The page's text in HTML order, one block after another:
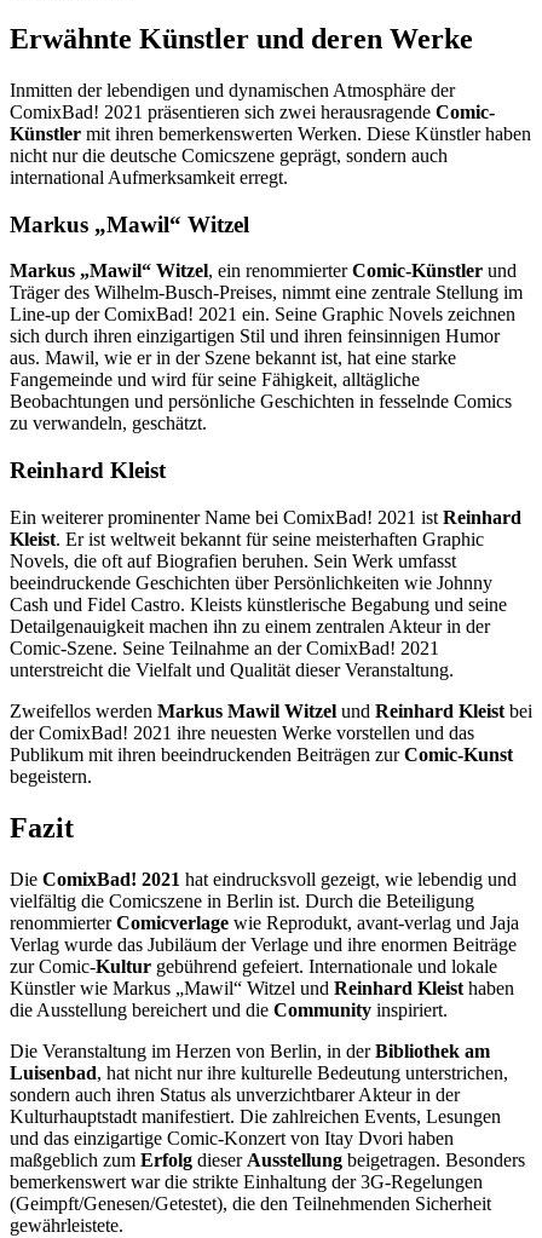
Erwähnte Künstler und deren Werke
Inmitten der lebendigen und dynamischen Atmosphäre der
ComixBad! 2021 präsentieren sich zwei herausragende Comic-
Künstler mit ihren bemerkenswerten Werken. Diese Künstler haben
nicht nur die deutsche Comicszene geprägt, sondern auch
international Aufmerksamkeit erregt.
Markus „Mawil“ Witzel
Markus „Mawil“ Witzel, ein renommierterComic-Künstler und
Träger des Wilhelm-Busch-Preises, nimmt eine zentrale Stellung im
Line-up der ComixBad! 2021 ein. Seine Graphic Novels zeichnen
sich durch ihren einzigartigen Stil und ihren feinsinnigen Humor
aus. Mawil, wie er in der Szene bekannt ist, hat eine starke
Fangemeinde und wird für seine Fähigkeit, alltägliche
Beobachtungen und persönliche Geschichten in fesselnde Comics
zu verwandeln, geschätzt.
Reinhard Kleist
Ein weiterer prominenter Name bei ComixBad! 2021 ist Reinhard
Kleist. Er ist weltweit bekannt für seine meisterhaften Graphic
Novels, die oft auf Biografien beruhen. Sein Werk umfasst
beeindruckende Geschichten über Persönlichkeiten wie Johnny
Cash und Fidel Castro. Kleists künstlerische Begabung und seine
Detailgenauigkeit machen ihn zu einem zentralen Akteur in der
Comic-Szene. Seine Teilnahme an der ComixBad! 2021
unterstreicht die Vielfalt und Qualität dieser Veranstaltung.
Zweifellos werden Markus Mawil Witzel und Reinhard Kleist bei
der ComixBad! 2021 ihre neuesten Werke vorstellen und das
Publikum mit ihren beeindruckenden Beiträgen zurComic-Kunst
begeistern.
Fazit
Die ComixBad! 2021 hat eindrucksvoll gezeigt, wie lebendig und
vielfältig die Comicszene in Berlin ist. Durch die Beteiligung
renommierterComicverlage wie Reprodukt, avant-verlag und Jaja
Verlag wurde das Jubiläum der Verlage und ihre enormen Beiträge
zur Comic-Kultur gebührend gefeiert. Internationale und lokale
Künstler wie Markus „Mawil“ Witzel und Reinhard Kleist haben
die Ausstellung bereichert und die Community inspiriert.
Die Veranstaltung im Herzen von Berlin, in derBibliothek am
Luisenbad, hat nicht nur ihre kulturelle Bedeutung unterstrichen,
sondern auch ihren Status als unverzichtbarer Akteur in der
Kulturhauptstadt manifestiert. Die zahlreichen Events, Lesungen
und das einzigartige Comic-Konzert von Itay Dvori haben
maßgeblich zum Erfolg dieser Ausstellung beigetragen. Besonders
bemerkenswert war die strikte Einhaltung der 3G-Regelungen
(Geimpft/Genesen/Getestet), die den Teilnehmenden Sicherheit
gewährleistete.